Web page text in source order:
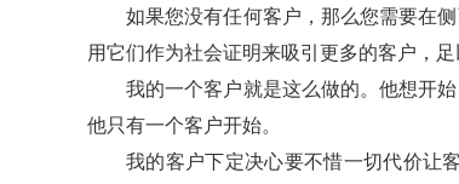
如果您没有任何客户，那么您需要在
用它们作为社会证明来吸引更多的客户，
我的一个客户就是这么做的。他想开
他只有一个客户开始。
我的客户下定决心要不惜一切代价让